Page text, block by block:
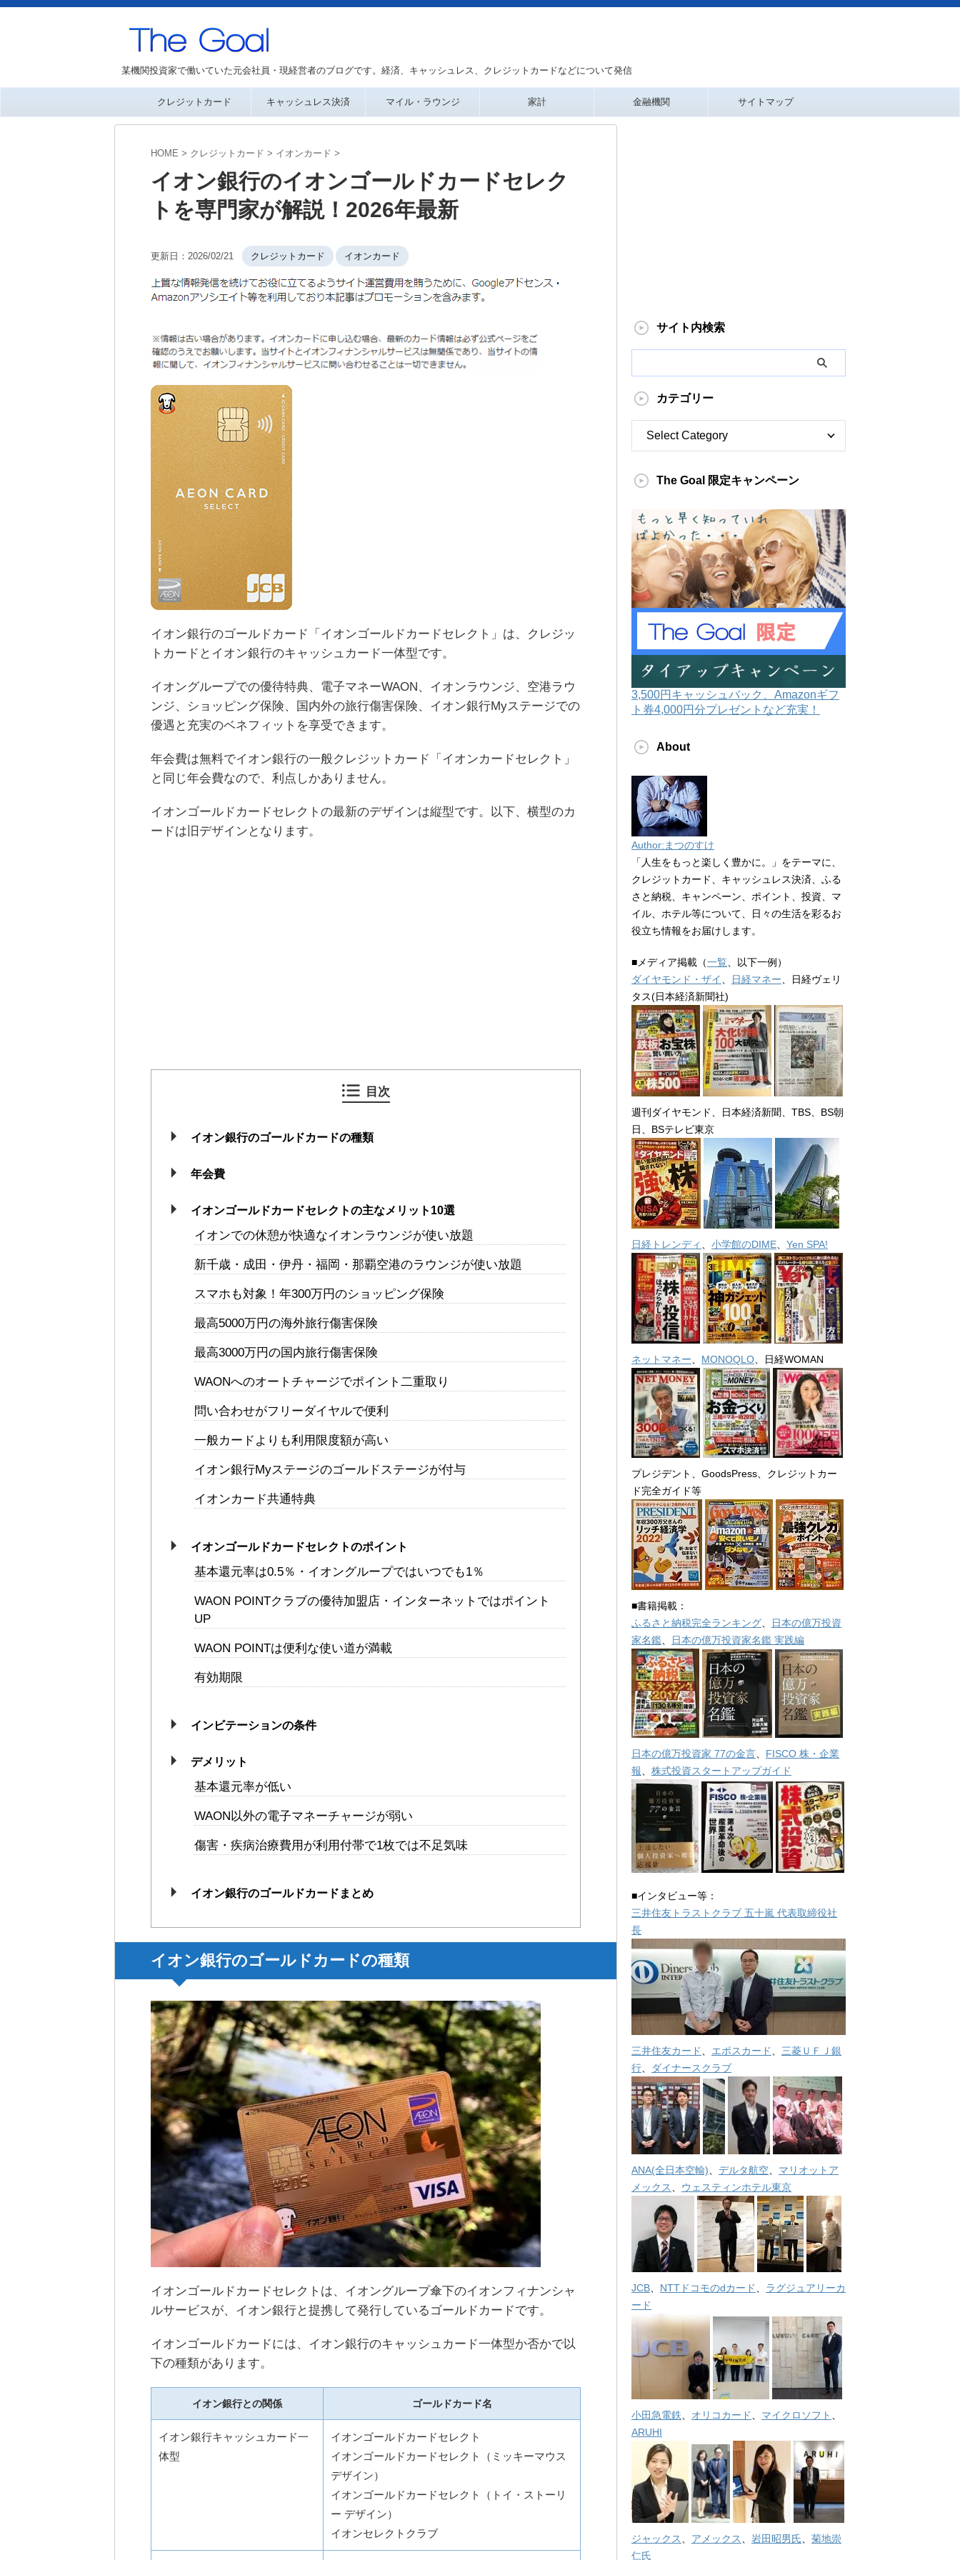
某機関投資家で働いていた元会社員・現経営者のブログです。経済、キャッシュレス、クレジットカードなどについて発信
クレジットカード キャッシュレス決済 マイル・ラウンジ 家計 金融機関 サイトマップ
HOME > クレジットカード > イオンカード >
イオン銀行のイオンゴールドカードセレク
トを専門家が解説！2026年最新
更新日： 2026/02/21 クレジットカード イオンカード
イオン銀行のゴールドカード「イオンゴールドカードセレクト」は、クレジッ
トカードとイオン銀行のキャッシュカード一体型です。
イオングループでの優待特典、電子マネーWAON、イオンラウンジ、空港ラウ
ンジ、ショッピング保険、国内外の旅行傷害保険、イオン銀行Myステージでの
優遇と充実のベネフィットを享受できます。
年会費は無料でイオン銀行の一般クレジットカード「イオンカードセレクト」
と同じ年会費なので、利点しかありません。
イオンゴールドカードセレクトの最新のデザインは縦型です。以下、横型のカ
ードは旧デザインとなります。
目次
イオン銀行のゴールドカードの種類
年会費
イオンゴールドカードセレクトの主なメリット10選
イオンでの休憩が快適なイオンラウンジが使い放題
新千歳・成田・伊丹・福岡・那覇空港のラウンジが使い放題
スマホも対象！年300万円のショッピング保険
最高5000万円の海外旅行傷害保険
最高3000万円の国内旅行傷害保険
WAONへのオートチャージでポイント二重取り
問い合わせがフリーダイヤルで便利
一般カードよりも利用限度額が高い
イオン銀行Myステージのゴールドステージが付与
イオンカード共通特典
イオンゴールドカードセレクトのポイント
基本還元率は0.5％・イオングループではいつでも1％
WAON POINTクラブの優待加盟店・インターネットではポイント
UP
WAON POINTは便利な使い道が満載
有効期限
インビテーションの条件
デメリット
基本還元率が低い
WAON以外の電子マネーチャージが弱い
傷害・疾病治療費用が利用付帯で1枚では不足気味
イオン銀行のゴールドカードまとめ
イオン銀行のゴールドカードの種類
イオンゴールドカードセレクトは、イオングループ傘下のイオンフィナンシャ
ルサービスが、イオン銀行と提携して発行しているゴールドカードです。
イオンゴールドカードには、イオン銀行のキャッシュカード一体型か否かで以
下の種類があります。
イオン銀行との関係 ゴールドカード名
イオン銀行キャッシュカード一
体型
イオンゴールドカードセレクト
イオンゴールドカードセレクト（ミッキーマウス
デザイン）
イオンゴールドカードセレクト（トイ・ストーリ
ー デザイン）
イオンセレクトクラブ
サイト内検索
カテゴリー
The Goal 限定キャンペーン
3,500円キャッシュバック、Amazonギフ
ト券4,000円分プレゼントなど充実！
About
Author:まつのすけ
「人生をもっと楽しく豊かに。」をテーマに、
クレジットカード、キャッシュレス決済、ふる
さと納税、キャンペーン、ポイント、投資、マ
イル、ホテル等について、日々の生活を彩るお
役立ち情報をお届けします。
■メディア掲載（一覧 、以下一例）
ダイヤモンド・ザイ
日経マネー 、日経ヴェリ
タス(日本経済新聞社)
週刊ダイヤモンド、日本経済新聞、TBS、BS朝
日、BSテレビ東京
日経トレンディ 小学館のDIME Yen SPA!
ネットマネー MONOQLO 、日経WOMAN
プレジデント、GoodsPress、クレジットカー
ド完全ガイド等
■書籍掲載：
ふるさと納税完全ランキング、
日本の億万投資
家名鑑、 日本の億万投資家名鑑 実践編
日本の億万投資家 77の金言、 FISCO 株・企業
報、 株式投資スタートアップガイド
■インタビュー等：
三井住友トラストクラブ 五十嵐 代表取締役社
長
三井住友カード エポスカード
三菱ＵＦＪ銀
行
ダイナースクラブ
ANA(全日本空輸) デルタ航空
マリオットア
メックス
ウェスティンホテル東京
JCB NTTドコモのdカード
ラグジュアリーカ
ード
小田急電鉄 オリコカード マイクロソフト
ARUHI
ジャックス アメックス 岩田昭男氏
菊地崇
仁氏